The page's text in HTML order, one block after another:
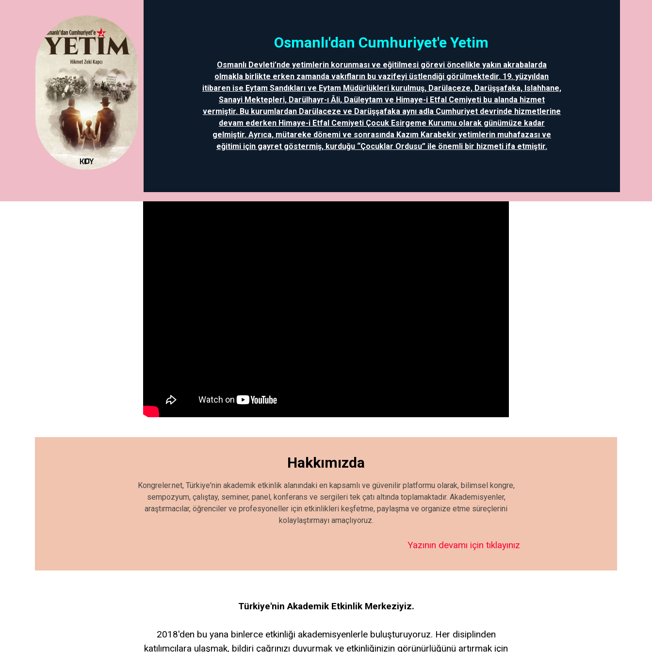
Osmanlı'dan Cumhuriyet'e Yetim
Osmanlı Devleti’nde yetimlerin korunması ve eğitilmesi görevi öncelikle yakın akrabalarda
olmakla birlikte erken zamanda vakıfların bu vazifeyi üstlendiği görülmektedir. 19. yüzyıldan
itibaren ise Eytam Sandıkları ve Eytam Müdürlükleri kurulmuş, Darülaceze, Darüşşafaka, Islahhane,
Sanayi Mektepleri, Darülhayr-ı Âli, Daüleytam ve Himaye-i Etfal Cemiyeti bu alanda hizmet
vermiştir. Bu kurumlardan Darülaceze ve Darüşşafaka aynı adla Cumhuriyet devrinde hizmetlerine
devam ederken Himaye-i Etfal Cemiyeti Çocuk Esirgeme Kurumu olarak günümüze kadar
gelmiştir. Ayrıca, mütareke dönemi ve sonrasında Kazım Karabekir yetimlerin muhafazası ve
eğitimi için gayret göstermiş, kurduğu “Çocuklar Ordusu” ile önemli bir hizmeti ifa etmiştir.
Hakkımızda
Kongreler.net, Türkiye'nin akademik etkinlik alanındaki en kapsamlı ve güvenilir platformu olarak, bilimsel kongre,
sempozyum, çalıştay, seminer, panel, konferans ve sergileri tek çatı altında toplamaktadır. Akademisyenler,
araştırmacılar, öğrenciler ve profesyoneller için etkinlikleri keşfetme, paylaşma ve organize etme süreçlerini
kolaylaştırmayı amaçlıyoruz.
Yazının devamı için tıklayınız
Türkiye'nin Akademik Etkinlik Merkeziyiz.
2018'den bu yana binlerce etkinliği akademisyenlerle buluşturuyoruz. Her disiplinden
katılımcılara ulaşmak, bildiri çağrınızı duyurmak ve etkinliğinizin görünürlüğünü artırmak için